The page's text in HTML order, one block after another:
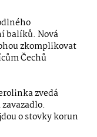
balíků. Nová
zkomplikovat
Čechů
zvedá
o stovky korun